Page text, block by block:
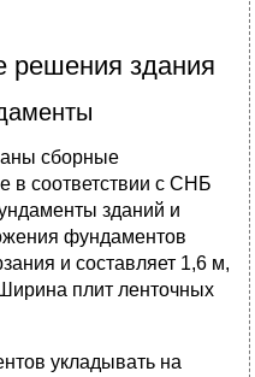
решения здания
сборные
в соответствии с СНБ
зданий и
фундаментов
и составляет 1,6 м,
плит ленточных
укладывать на